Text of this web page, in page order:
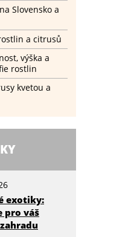
Slovensko a
a citrusů
výška a
rostlin
kvetou a
exotiky:
pro váš